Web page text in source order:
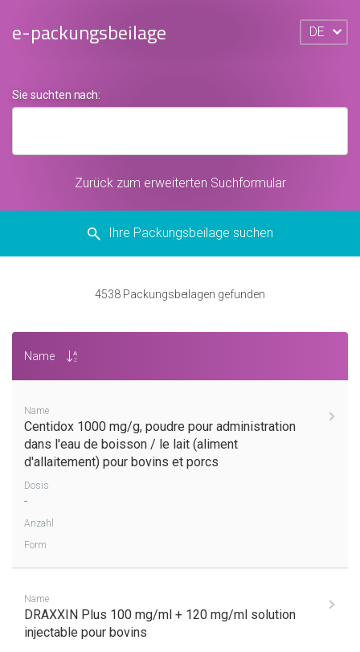
e-packungsbeilage DE
Sie suchten nach:
Zurück zum erweiterten Suchformular
Ihre Packungsbeilage suchen
4538Packungsbeilagen gefunden
Name
Name
Centidox 1000 mg/g, poudre pour administration
dans l'eau de boisson / le lait (aliment
d'allaitement) pour bovins et porcs
Dosis
-
Anzahl
Form
Name
DRAXXIN Plus 100 mg/ml + 120 mg/ml solution
injectable pour bovins